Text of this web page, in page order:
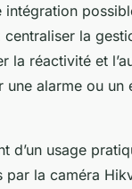
la
la réactivité et
alarme ou
usage
la caméra